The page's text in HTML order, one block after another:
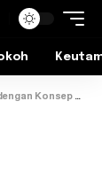
Lebih Dinamis dan Bermanfaat